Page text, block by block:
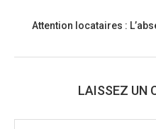
Attention locataires :
LAISSEZ UN